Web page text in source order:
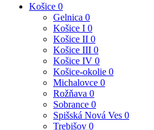
Košice 0
Gelnica 0
Košice I 0
Košice II 0
Košice III 0
Košice IV 0
Košice-okolie 0
Michalovce 0
Rožňava 0
Sobrance 0
Spišská Nová Ves 0
Trebišov 0